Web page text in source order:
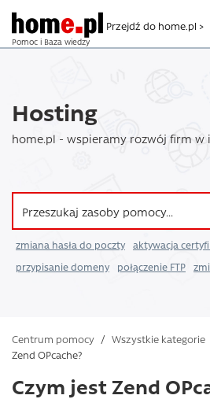
Pomoc i Baza wiedzy
Przejdź do home.pl >
Hosting
home.pl - wspieramy rozwój firm w
zmiana hasła do poczty
aktywacja
przypisanie domeny
połączenie FTP
Centrum pomocy / Wszystkie kategorie
Zend OPcache?
Czym jest Zend